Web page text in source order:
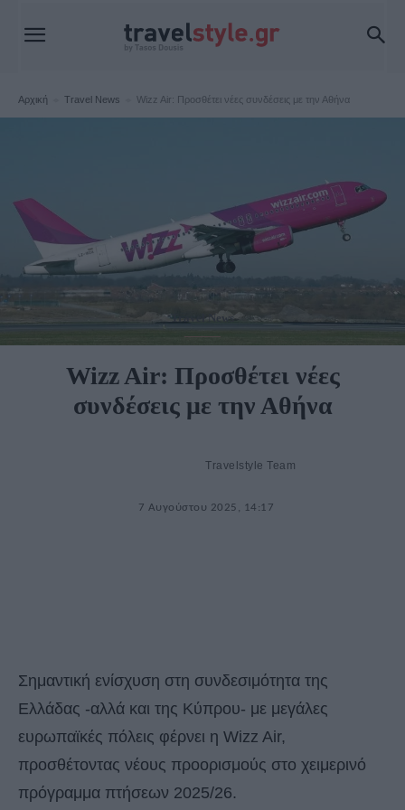
Αρχική Travel News Wizz Air: Προσθέτει νέες συνδέσεις με την Αθήνα
Travel News
Wizz Air: Προσθέτει νέες
συνδέσεις με την Αθήνα
Travelstyle Team
7 Αυγούστου 2025, 14:17
Σημαντική ενίσχυση στη συνδεσιμότητα της
Ελλάδας -αλλά και της Κύπρου- με μεγάλες
ευρωπαϊκές πόλεις φέρνει η Wizz Air,
προσθέτοντας νέους προορισμούς στο χειμερινό
πρόγραμμα πτήσεων 2025/26.